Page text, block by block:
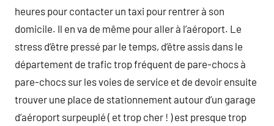
heures pour contacter un taxi pour rentrer à son
domicile. Il en va de même pour aller à l’aéroport. Le
stress d’être pressé par le temps, d’être assis dans le
département de trafic trop fréquent de pare-chocs à
pare-chocs sur les voies de service et de devoir ensuite
trouver une place de stationnement autour d’un garage
d’aéroport surpeuplé ( et trop cher ! ) est presque trop